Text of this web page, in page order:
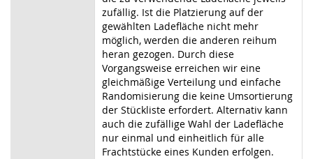
zufällig. Ist die Platzierung auf der
gewählten Ladefläche nicht mehr
möglich, werden die anderen reihum
heran gezogen. Durch diese
Vorgangsweise erreichen wir eine
gleichmäßige Verteilung und einfache
Randomisierung die keine Umsortierung
der Stückliste erfordert. Alternativ kann
auch die zufällige Wahl der Ladefläche
nur einmal und einheitlich für alle
Frachtstücke eines Kunden erfolgen.